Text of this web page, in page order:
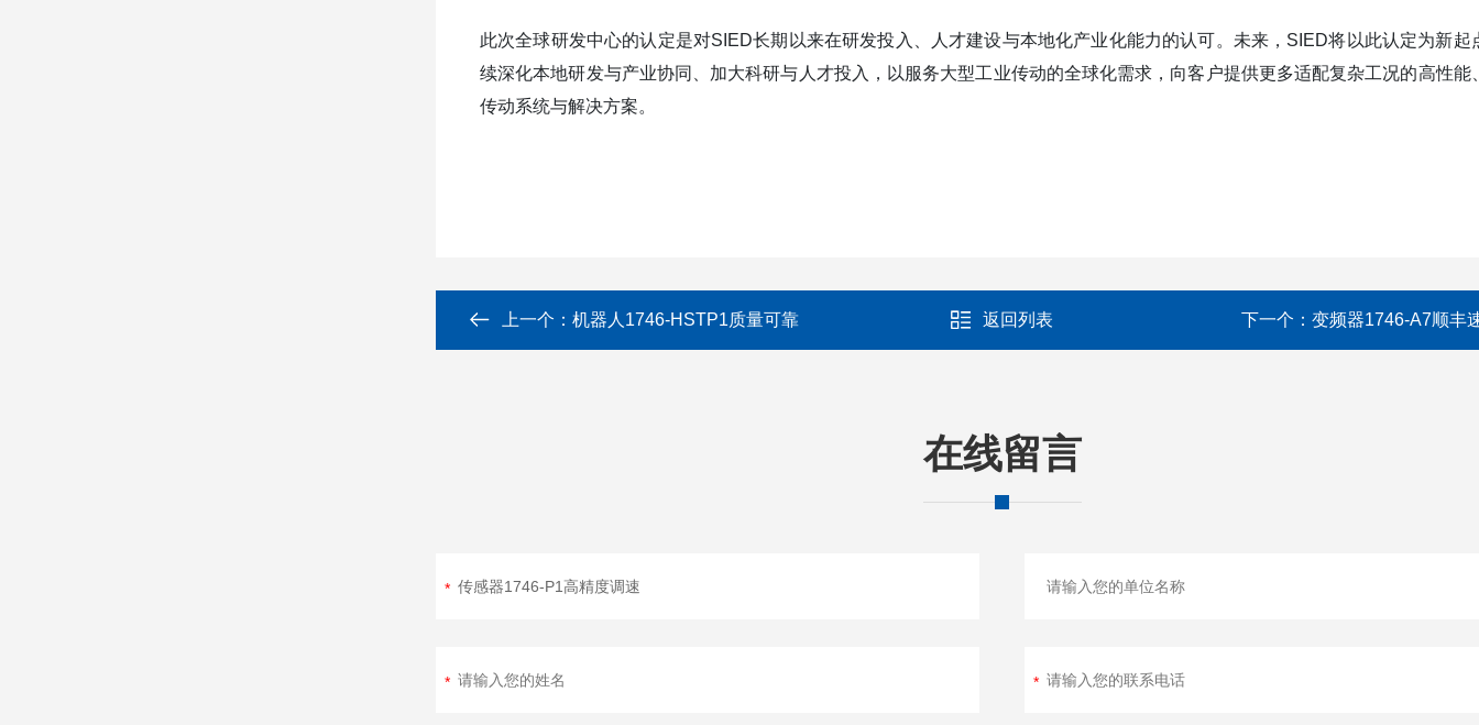
此次全球研发中心的认定是对SIED长期以来在研发投入、人才建设与本地化产业化能力的认可。未来，SIED将以此认定为新起
续深化本地研发与产业协同、加大科研与人才投入，以服务大型工业传动的全球化需求，向客户提供更多适配复杂工况的高性能
传动系统与解决方案。
上一个： 机器人1746-HSTP1质量可靠 返回列表 下一个： 变频器1746-A7顺丰
在线留言